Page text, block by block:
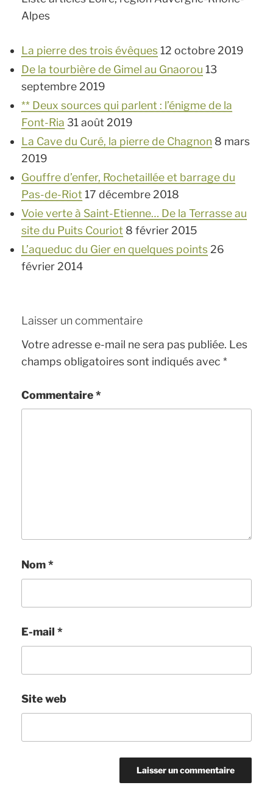
Alpes
La pierre des trois évêques 12 octobre 2019
De la tourbière de Gimel au Gnaorou 13
septembre 2019
** Deux sources qui parlent : l’énigme de la
Font-Ria 31 août 2019
La Cave du Curé, la pierre de Chagnon 8 mars
2019
Gouffre d’enfer, Rochetaillée et barrage du
Pas-de-Riot 17 décembre 2018
Voie verte à Saint-Etienne… De la Terrasse au
site du Puits Couriot 8 février 2015
L’aqueduc du Gier en quelques points 26
février 2014
Laisser un commentaire
Votre adresse e-mail ne sera pas publiée. Les
champs obligatoires sont indiqués avec*
Commentaire*
Nom*
E-mail*
Site web